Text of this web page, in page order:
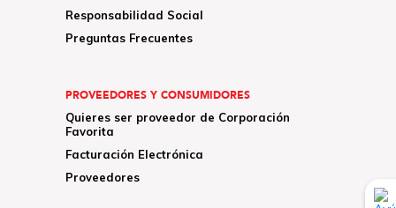
Responsabilidad Social
Preguntas Frecuentes
PROVEEDORES Y CONSUMIDORES
Quieres ser proveedor de Corporación
Favorita
Facturación Electrónica
Proveedores